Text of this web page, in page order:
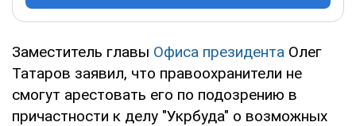
Заместитель главы Офиса президента Олег
Татаров заявил, что правоохранители не
смогут арестовать его по подозрению в
причастности к делу "Укрбуда" о возможных